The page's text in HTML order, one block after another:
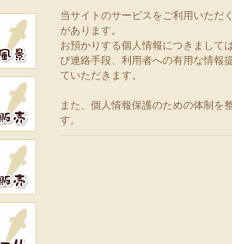
当サイトのサービスをご利用いただ
があります。
お預かりする個人情報につきまして
び連絡手段、利用者への有用な情報
ていただきます。
また、個人情報保護のための体制を
す。